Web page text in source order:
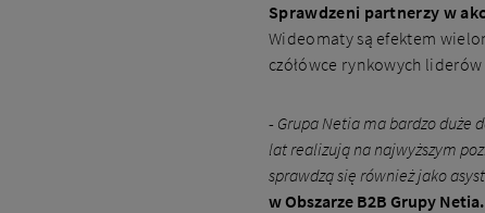
Sprawdzeni partnerzy w
Wideomaty są efektem
czółówce rynkowych
- Grupa Netia ma bardzo duże
lat realizują na najwyższym
sprawdzą się również jako
w Obszarze B2B Grupy Netia.